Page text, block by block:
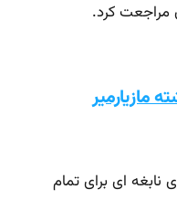
مراجعت كرد.
مازیارمیر
نابغه ای برای تمام